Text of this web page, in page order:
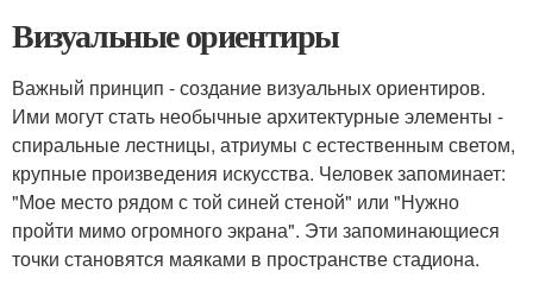
Визуальные ориентиры
Важный принцип - создание визуальных ориентиров.
Ими могут стать необычные архитектурные элементы -
спиральные лестницы, атриумы с естественным светом,
крупные произведения искусства. Человек запоминает:
"Мое место рядом с той синей стеной" или "Нужно
пройти мимо огромного экрана". Эти запоминающиеся
точки становятся маяками в пространстве стадиона.